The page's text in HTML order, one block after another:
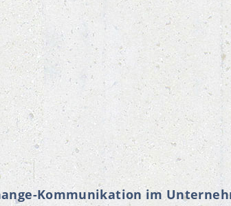
Kommunikation im